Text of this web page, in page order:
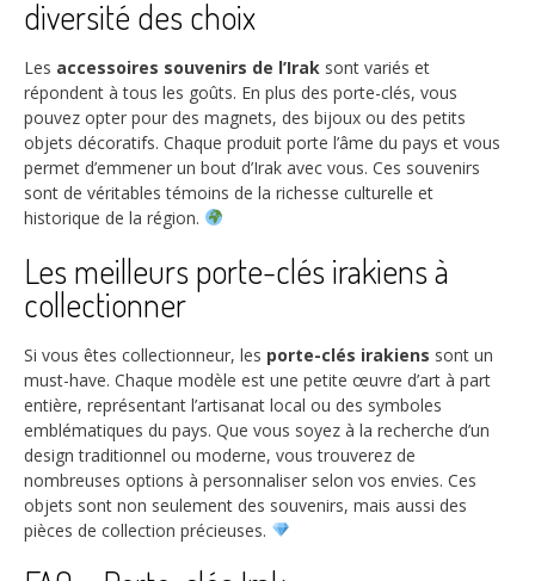
diversité des choix
Les accessoires souvenirs de l’Irak sont variés et
répondent à tous les goûts. En plus des porte-clés, vous
pouvez opter pour des magnets, des bijoux ou des petits
objets décoratifs. Chaque produit porte l’âme du pays et vous
permet d’emmener un bout d’Irak avec vous. Ces souvenirs
sont de véritables témoins de la richesse culturelle et
historique de la région.
Les meilleurs porte-clés irakiens à
collectionner
Si vous êtes collectionneur, les porte-clés irakiens sont un
must-have. Chaque modèle est une petite œuvre d’art à part
entière, représentant l’artisanat local ou des symboles
emblématiques du pays. Que vous soyez à la recherche d’un
design traditionnel ou moderne, vous trouverez de
nombreuses options à personnaliser selon vos envies. Ces
objets sont non seulement des souvenirs, mais aussi des
pièces de collection précieuses.